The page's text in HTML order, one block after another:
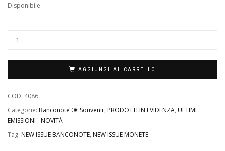
Disponibile
AGGIUNGI AL CARRELLO
COD: 4086
Categorie: Banconote 0€ Souvenir, PRODOTTI IN EVIDENZA, ULTIME
EMISSIONI - NOVITÁ
Tag: NEW ISSUE BANCONOTE, NEW ISSUE MONETE